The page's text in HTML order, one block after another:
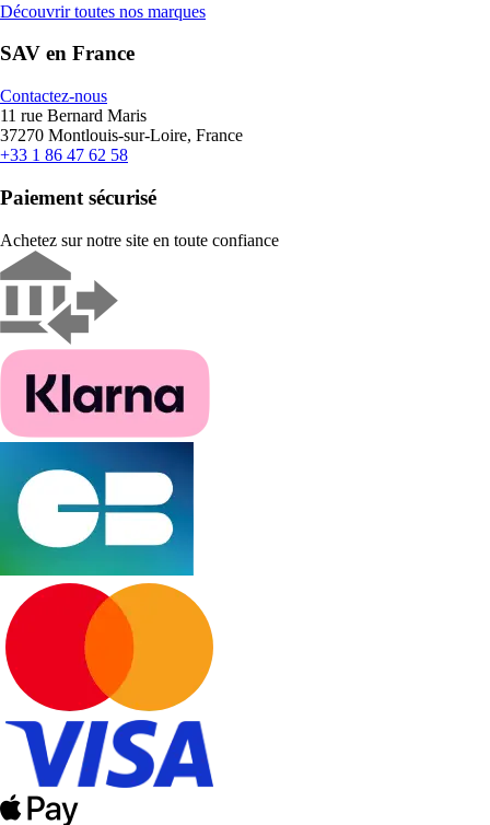
Découvrir toutes nos marques
SAV en France
Contactez-nous
11 rue Bernard Maris
37270 Montlouis-sur-Loire, France
+33 1 86 47 62 58
Paiement sécurisé
Achetez sur notre site en toute confiance